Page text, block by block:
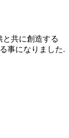
と共に創造する
事になりました.